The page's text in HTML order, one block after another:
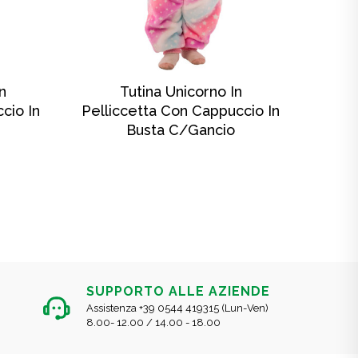
In
Tutina Unicorno In
Pelliccetta Con Cappuccio In
Busta C/gancio
SUPPORTO ALLE AZIENDE
Assistenza +39 0544 419315 (Lun-Ven)
8.00- 12.00 / 14.00 - 18.00